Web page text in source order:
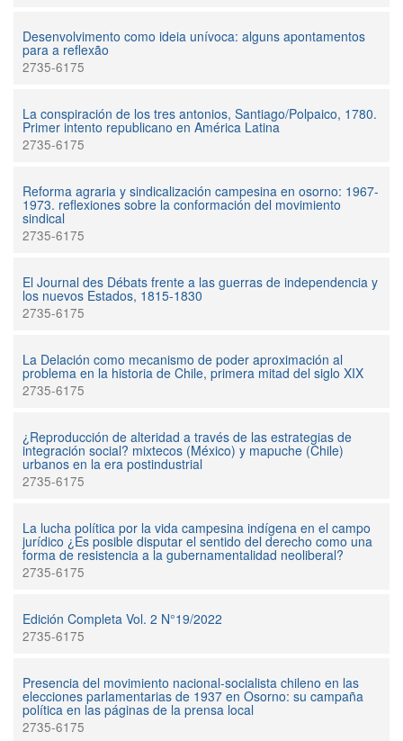
Desenvolvimento como ideia unívoca: alguns apontamentos
para a reflexão
2735-6175
La conspiración de los tres antonios, Santiago/Polpaico, 1780.
Primer intento republicano en América Latina
2735-6175
Reforma agraria y sindicalización campesina en osorno: 1967-
1973. reflexiones sobre la conformación del movimiento
sindical
2735-6175
El Journal des Débats frente a las guerras de independencia y
los nuevos Estados, 1815-1830
2735-6175
La Delación como mecanismo de poder aproximación al
problema en la historia de Chile, primera mitad del siglo XIX
2735-6175
¿Reproducción de alteridad a través de las estrategias de
integración social? mixtecos (México) y mapuche (Chile)
urbanos en la era postindustrial
2735-6175
La lucha política por la vida campesina indígena en el campo
jurídico ¿Es posible disputar el sentido del derecho como una
forma de resistencia a la gubernamentalidad neoliberal?
2735-6175
Edición Completa Vol. 2 N°19/2022
2735-6175
Presencia del movimiento nacional-socialista chileno en las
elecciones parlamentarias de 1937 en Osorno: su campaña
política en las páginas de la prensa local
2735-6175